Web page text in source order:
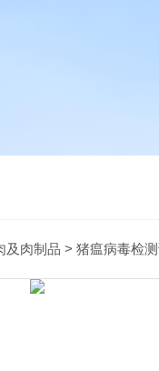
及肉制品 > 猪瘟病毒检